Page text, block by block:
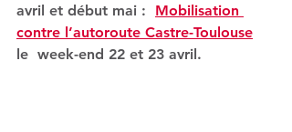
avril et début mai : Mobilisation
contre l’autoroute Castre-Toulouse
le week-end 22 et 23 avril.